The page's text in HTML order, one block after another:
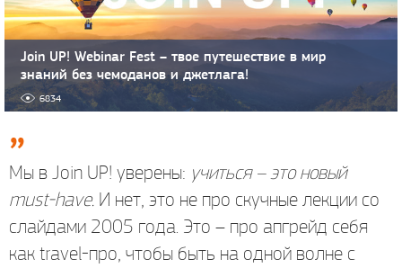
Join UP! Webinar Fest – твое путешествие в мир
знаний без чемоданов и джетлага!
6834
Мы в Join UP! уверены: учиться – это новый
must-have. И нет, это не про скучные лекции со
слайдами 2005 года. Это – про апгрейд себя
как travel-про, чтобы быть на одной волне с